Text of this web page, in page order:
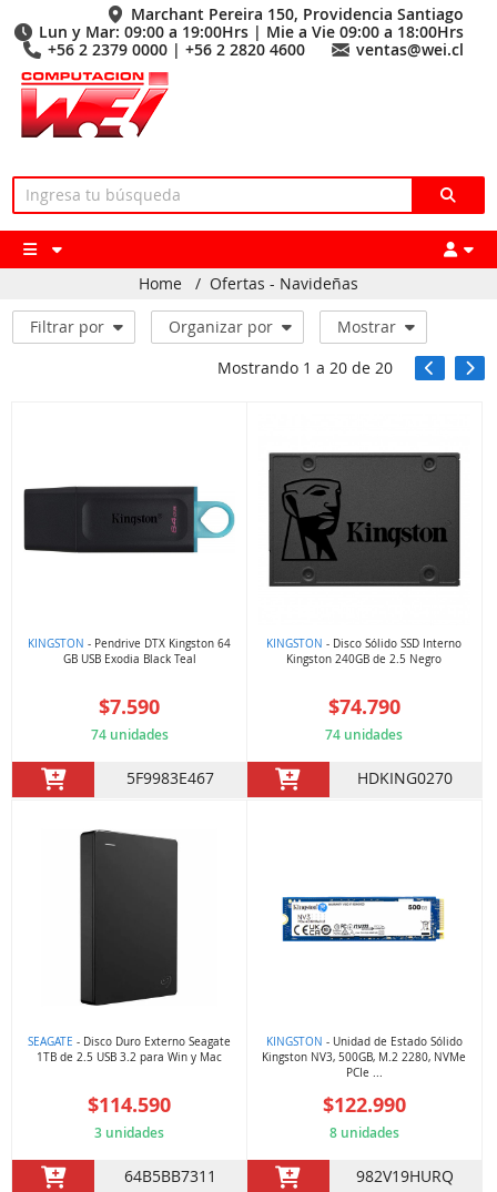
Marchant Pereira 150, Providencia Santiago
Lun y Mar: 09:00 a 19:00Hrs | Mie a Vie 09:00 a 18:00Hrs
+56 2 2379 0000 | +56 2 2820 4600
ventas@wei.cl
Home / Ofertas - Navideñas
Filtrar por Organizar por
Mostrar
Mostrando 1 a 20de 20
KINGSTON - Pendrive DTX Kingston 64
GB USB Exodia Black Teal
$7.590
74 unidades
5F9983E467
KINGSTON - Disco Sólido SSD Interno
Kingston 240GB de 2.5 Negro
$74.790
74 unidades
HDKING0270
SEAGATE - Disco Duro Externo Seagate
1TB de 2.5 USB 3.2 para Win y Mac
$114.590
3 unidades
64B5BB7311
KINGSTON - Unidad de Estado Sólido
Kingston NV3, 500GB, M.2 2280, NVMe
PCIe ...
$122.990
8 unidades
982V19HURQ